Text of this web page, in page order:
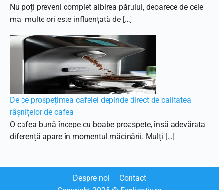
Nu poți preveni complet albirea părului, deoarece de cele
mai multe ori este influențată de […]
De ce prospețimea cafelei depinde direct de calitatea
râșnițelor de cafea
O cafea bună începe cu boabe proaspete, însă adevărata
diferență apare în momentul măcinării. Mulți […]
Despre noi
Contact